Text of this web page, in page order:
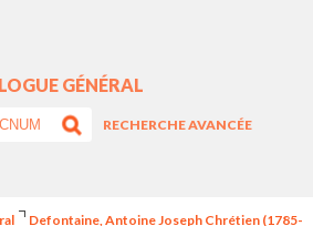
GÉNÉRAL
RECHERCHE AVANCÉE
Defontaine, Antoine Joseph Chrétien (1785-